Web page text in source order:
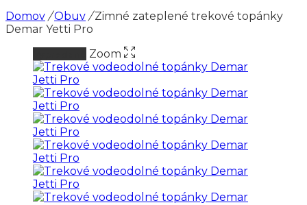
Domov / Obuv /Zimné zateplené trekové topánky
Demar Yetti Pro
Zoom